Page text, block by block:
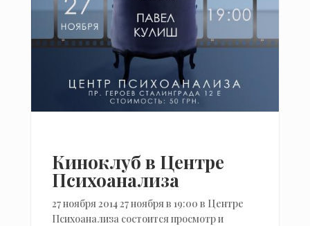
Киноклуб в Центре
Психоанализа
27 ноября 2014 27 ноября в 19:00 в Центре
Психоанализа состоится просмотр и